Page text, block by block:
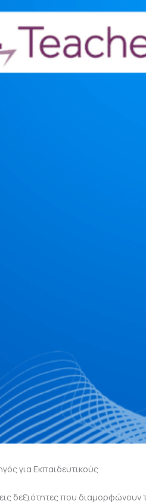
για Εκπαιδευτικούς
δεξιότητες που